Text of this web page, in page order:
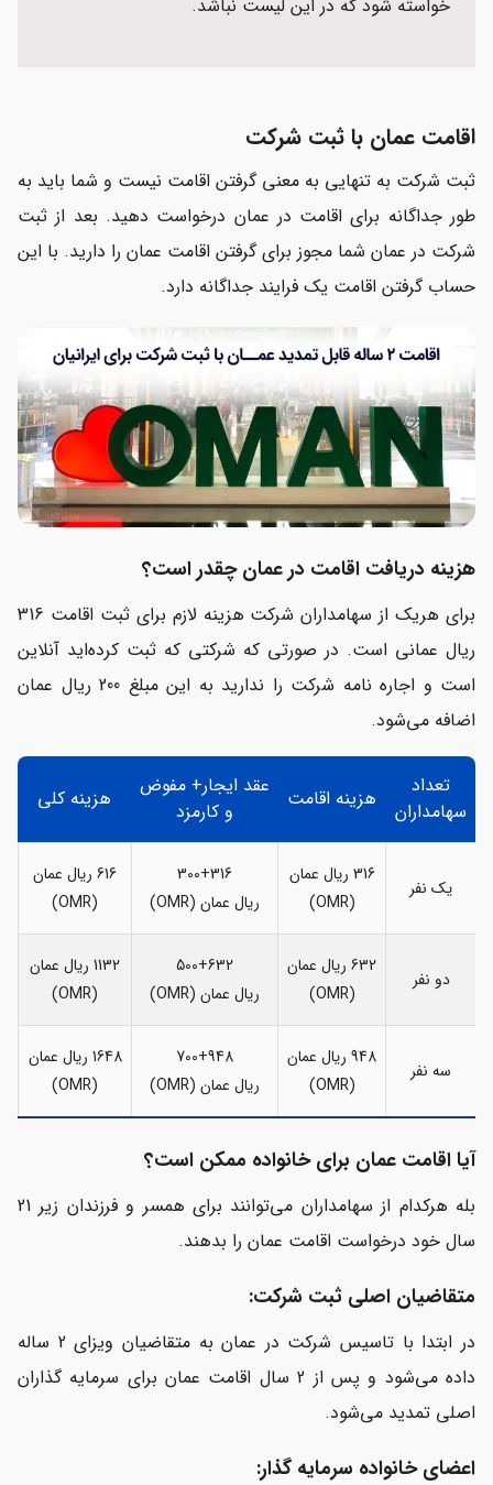
خواسته شود که در این لیست نباشد.
اقامت عمان با ثبت شرکت
ثبت شرکت به تنهایی به معنی گرفتن اقامت نیست و شما باید به
طور جداگانه برای اقامت در عمان درخواست دهید. بعد از ثبت
شرکت در عمان شما مجوز برای گرفتن اقامت عمان را دارید. با این
حساب گرفتن اقامت یک فرایند جداگانه دارد.
هزینه دریافت اقامت در عمان چقدر است؟
برای هریک از سهامداران شرکت هزینه لازم برای ثبت اقامت 316
ریال عمانی است. در صورتی که شرکتی که ثبت کرده‌اید آنلاین
است و اجاره نامه شرکت را ندارید به این مبلغ 200 ریال عمان
اضافه می‌شود.
تعداد
سهامداران
هزینه اقامت
عقد ایجار+ مفوض
و کارمزد
هزینه کلی
یک نفر
316 ریال عمان
(OMR)
300+316
ریال عمان (OMR)
616 ریال عمان
(OMR)
دو نفر
632 ریال عمان
(OMR)
500+632
ریال عمان (OMR)
1132 ریال عمان
(OMR)
سه نفر
948 ریال عمان
(OMR)
700+948
ریال عمان (OMR)
1648 ریال عمان
(OMR)
آیا اقامت عمان برای خانواده ممکن است؟
بله هرکدام از سهامداران می‌توانند برای همسر و فرزندان زیر 21
سال خود درخواست اقامت عمان را بدهند.
متقاضیان اصلی ثبت شرکت:
در ابتدا با تاسیس شرکت در عمان به متقاضیان ویزای 2 ساله
داده می‌شود و پس از 2 سال اقامت عمان برای سرمایه گذاران
اصلی تمدید می‌شود.
اعضای خانواده سرمایه گذار: